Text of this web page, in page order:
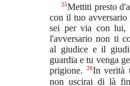
25Mettiti presto
con il tuo avversario
sei per via con lui,
l'avversario non ti
al giudice e il
guardia e tu venga
prigione.
26In verità
non uscirai di là